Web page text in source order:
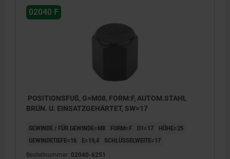
02040 F
POSITIONSFUß, G=M08, FORM:F, AUTOM.STAHL
BRÜN. U. EINSATZGEHÄRTET, SW=17
GEWINDE / FÜR GEWINDE=M8 FORM=F D1=17
HÖHE=25
GEWINDETIEFE=16
E=19,4 SCHLÜSSELWEITE=17
Bestellnummer: 02040-6251